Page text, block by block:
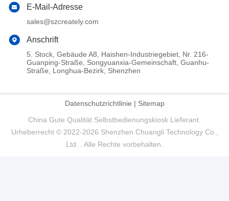
E-Mail-Adresse
sales@szcreately.com
Anschrift
5. Stock, Gebäude A8, Haishen-Industriegebiet, Nr. 216-
Guanping-Straße, Songyuanxia-Gemeinschaft, Guanhu-
Straße, Longhua-Bezirk, Shenzhen
Datenschutzrichtlinie | Sitemap
China Gute Qualität Selbstbedienungskiosk Lieferant.
Urheberrecht © 2022-2026 Shenzhen Chuangli Technology Co.,
Ltd. . Alle Rechte vorbehalten.